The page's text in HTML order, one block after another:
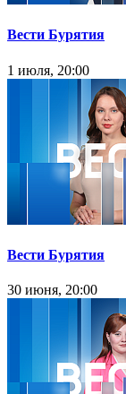
Вести Бурятия
1 июля, 20:00
Вести Бурятия
30 июня, 20:00